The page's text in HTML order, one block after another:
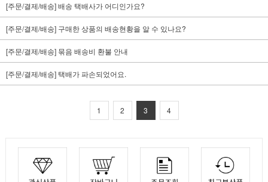
[주문/결제/배송] 배송 택배사가 어디인가요?
[주문/결제/배송] 구매한 상품의 배송현황을 알 수 있나요?
[주문/결제/배송] 묶음 배송비 환불 안내
[주문/결제/배송] 택배가 파손되었어요.
1 2 3 4